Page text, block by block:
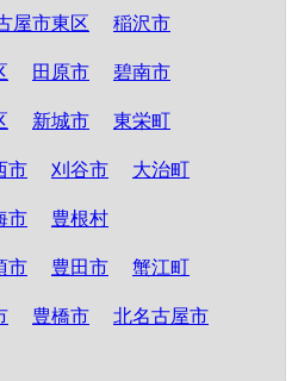
屋市東区 稲沢市
田原市 碧南市
新城市 東栄町
市 刈谷市 大治町
市 豊根村
市 豊田市 蟹江町
豊橋市 北名古屋市